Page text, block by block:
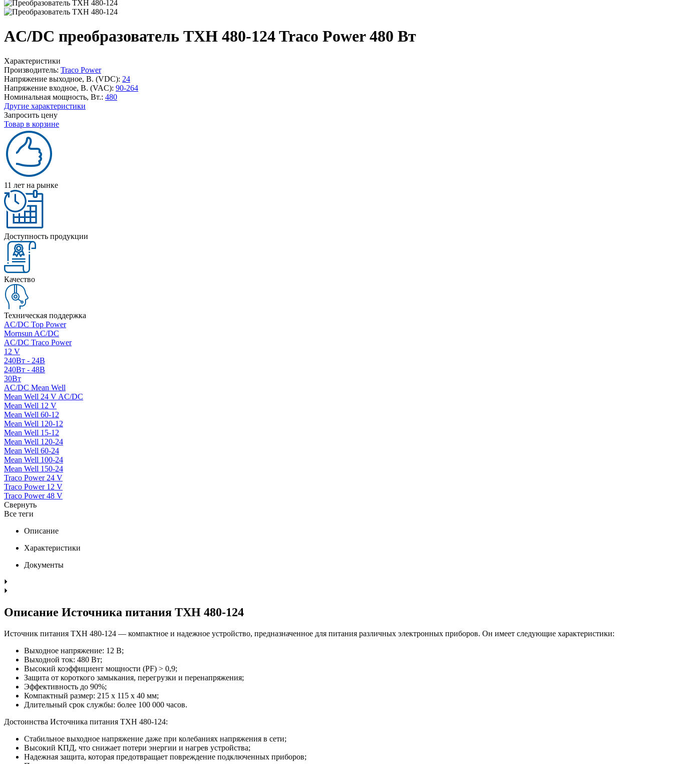
AC/DC преобразователь TXH 480-124 Traco Power 480 Вт
Характеристики
Производитель: Traco Power
Напряжение выходное, В. (VDC): 24
Напряжение входное, В. (VAC): 90-264
Номинальная мощность, Вт.: 480
Другие характеристики
Запросить цену
Товар в корзине
11 лет на рынке
Доступность продукции
Качество
Техническая поддержка
AC/DC Top Power
Mornsun AC/DC
AC/DC Traco Power
12 V
240Вт - 24В
240Вт - 48В
30Вт
AC/DC Mean Well
Mean Well 24 V AC/DC
Mean Well 12 V
Mean Well 60-12
Mean Well 120-12
Mean Well 15-12
Mean Well 120-24
Mean Well 60-24
Mean Well 100-24
Mean Well 150-24
Traco Power 24 V
Traco Power 12 V
Traco Power 48 V
Свернуть
Все теги
Описание
Характеристики
Документы
Описание Источника питания TXH 480-124
Источник питания TXH 480-124 — компактное и надежное устройство, предназначенное для питания различных электронных приборов. Он имеет следующие характеристики:
Выходное напряжение: 12 В;
Выходной ток: 480 Вт;
Высокий коэффициент мощности (PF) > 0,9;
Защита от короткого замыкания, перегрузки и перенапряжения;
Эффективность до 90%;
Компактный размер: 215 x 115 x 40 мм;
Длительный срок службы: более 100 000 часов.
Достоинства Источника питания TXH 480-124:
Стабильное выходное напряжение даже при колебаниях напряжения в сети;
Высокий КПД, что снижает потери энергии и нагрев устройства;
Надежная защита, которая предотвращает повреждение подключенных приборов;